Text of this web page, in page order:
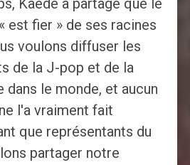
Kaede a partagé que le
est fier » de ses racines
voulons diffuser les
de la J-pop et de la
dans le monde, et aucun
l'a vraiment fait
que représentants du
partager notre